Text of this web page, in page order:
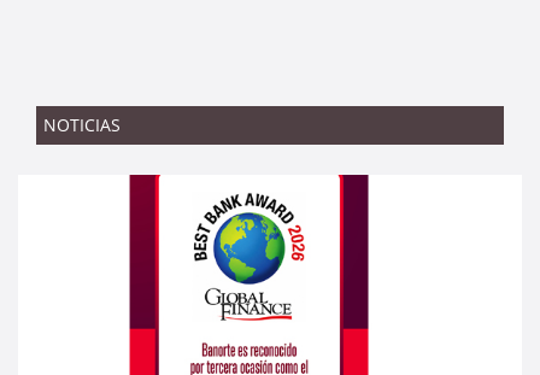
NOTICIAS